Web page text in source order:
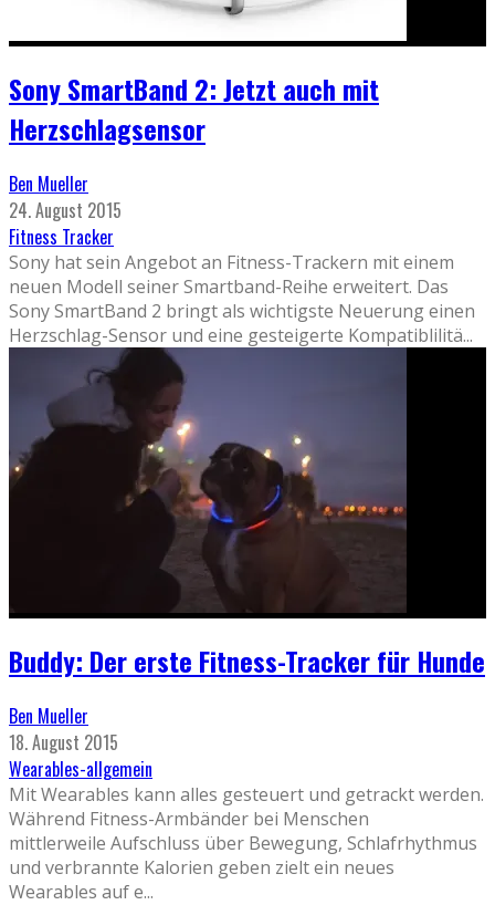
Sony SmartBand 2: Jetzt auch mit
Herzschlagsensor
Ben Mueller
24. August 2015
Fitness Tracker
Sony hat sein Angebot an Fitness-Trackern mit einem
neuen Modell seiner Smartband-Reihe erweitert. Das
Sony SmartBand 2 bringt als wichtigste Neuerung einen
Herzschlag-Sensor und eine gesteigerte Kompatiblilitä...
Buddy: Der erste Fitness-Tracker für Hunde
Ben Mueller
18. August 2015
Wearables-allgemein
Mit Wearables kann alles gesteuert und getrackt werden.
Während Fitness-Armbänder bei Menschen
mittlerweile Aufschluss über Bewegung, Schlafrhythmus
und verbrannte Kalorien geben zielt ein neues
Wearables auf e...